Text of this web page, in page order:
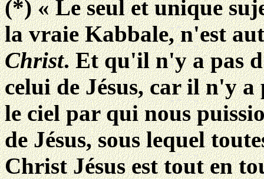
(*) « Le seul et unique
la vraie Kabbale, n'est
Christ. Et qu'il n'y a pas
celui de Jésus, car il n'y
le ciel par qui nous
de Jésus, sous lequel
Christ Jésus est tout en